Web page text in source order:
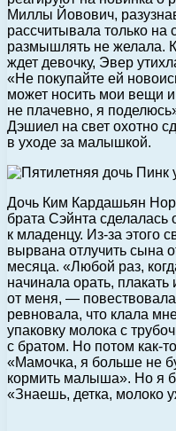
Миллы Йовович,
рассчитывала только на
размышлять не желала.
ждет девочку, Эвер
«Не покупайте ей
может носить мои вещи
не плачевно, я
Дэшиел на свет охотно
в уходе за малышкой.
Дочь Ким Кардашьян
брата Сэйнта сделалась
к младенцу. Из-за этого
вырвана отлучить сына
месяца. «Любой раз,
начинала орать,
от меня, —
ревновала, что клала
упаковку молока с
с братом. Но потом как-
«Мамочка, я больше не
кормить малыша». Но я
«Знаешь, детка, молоко